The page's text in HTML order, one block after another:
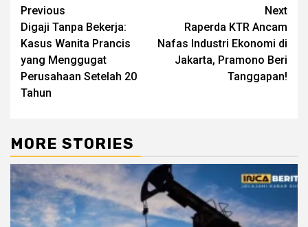
Continue
Reading
Previous
Digaji Tanpa Bekerja:
Kasus Wanita Prancis
yang Menggugat
Perusahaan Setelah 20
Tahun
Next
Raperda KTR Ancam
Nafas Industri Ekonomi di
Jakarta, Pramono Beri
Tanggapan!
MORE STORIES